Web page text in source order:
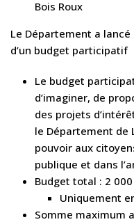
Bois Roux
Le Département a
d’un budget participatif
Le budget
d’imaginer, de
des projets
le Département de
pouvoir aux
publique et dans
Budget total : 2
Uniquement
Somme maximum